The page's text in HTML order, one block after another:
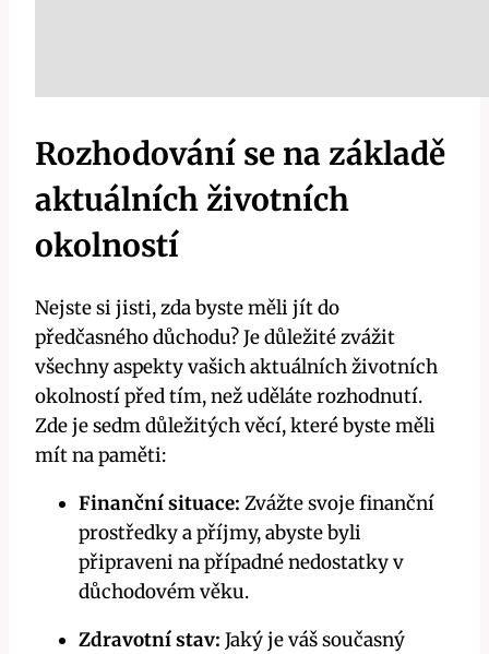
Rozhodování se na základě
aktuálních životních
okolností
Nejste si jisti, zda byste měli jít do
předčasného důchodu? Je důležité zvážit
všechny aspekty vašich aktuálních životních
okolností před tím, než uděláte rozhodnutí.
Zde je sedm důležitých věcí, které byste měli
mít na paměti:
Finanční situace: Zvážte svoje finanční
prostředky a příjmy, abyste byli
připraveni na případné nedostatky v
důchodovém věku.
Zdravotní stav: Jaký je váš současný